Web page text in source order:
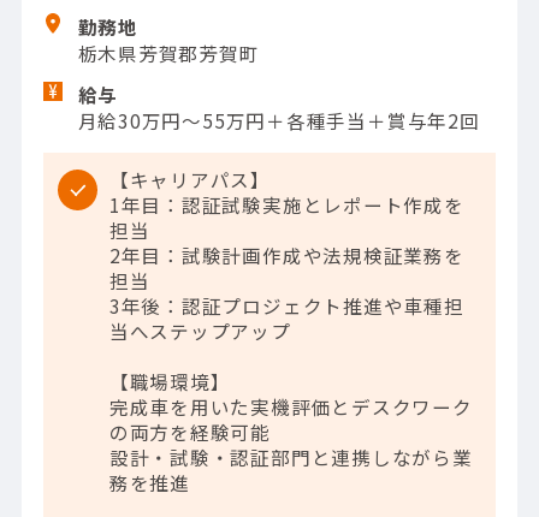
勤務地
栃木県芳賀郡芳賀町
給与
月給30万円～55万円＋各種手当＋賞与年2回
【キャリアパス】
1年目：認証試験実施とレポート作成を
担当
2年目：試験計画作成や法規検証業務を
担当
3年後：認証プロジェクト推進や車種担
当へステップアップ
【職場環境】
完成車を用いた実機評価とデスクワーク
の両方を経験可能
設計・試験・認証部門と連携しながら業
務を推進